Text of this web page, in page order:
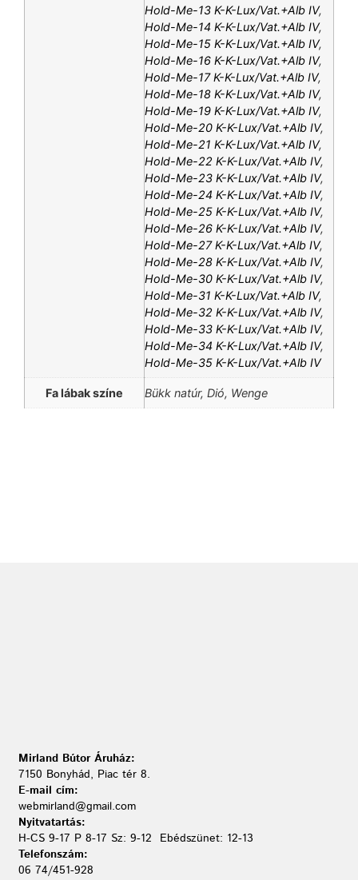
Hold-Me-13 K-K-Lux/Vat.+Alb IV,
Hold-Me-14 K-K-Lux/Vat.+Alb IV,
Hold-Me-15 K-K-Lux/Vat.+Alb IV,
Hold-Me-16 K-K-Lux/Vat.+Alb IV,
Hold-Me-17 K-K-Lux/Vat.+Alb IV,
Hold-Me-18 K-K-Lux/Vat.+Alb IV,
Hold-Me-19 K-K-Lux/Vat.+Alb IV,
Hold-Me-20 K-K-Lux/Vat.+Alb IV,
Hold-Me-21 K-K-Lux/Vat.+Alb IV,
Hold-Me-22 K-K-Lux/Vat.+Alb IV,
Hold-Me-23 K-K-Lux/Vat.+Alb IV,
Hold-Me-24 K-K-Lux/Vat.+Alb IV,
Hold-Me-25 K-K-Lux/Vat.+Alb IV,
Hold-Me-26 K-K-Lux/Vat.+Alb IV,
Hold-Me-27 K-K-Lux/Vat.+Alb IV,
Hold-Me-28 K-K-Lux/Vat.+Alb IV,
Hold-Me-30 K-K-Lux/Vat.+Alb IV,
Hold-Me-31 K-K-Lux/Vat.+Alb IV,
Hold-Me-32 K-K-Lux/Vat.+Alb IV,
Hold-Me-33 K-K-Lux/Vat.+Alb IV,
Hold-Me-34 K-K-Lux/Vat.+Alb IV,
Hold-Me-35 K-K-Lux/Vat.+Alb IV
Fa lábak színe Bükk natúr, Dió, Wenge
Mirland Bútor Áruház:
7150 Bonyhád, Piac tér 8.
E-mail cím:
webmirland@gmail.com
Nyitvatartás:
H-CS 9-17 P 8-17 Sz: 9-12 Ebédszünet: 12-13
Telefonszám:
06 74/451-928